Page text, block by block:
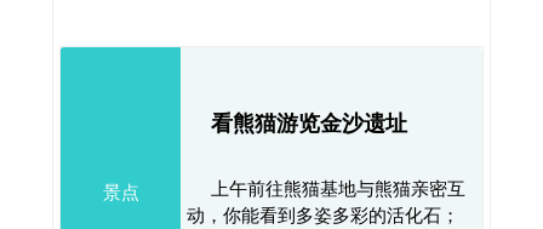
景点
看熊猫游览金沙遗址
上午前往熊猫基地与熊猫亲密互
动，你能看到多姿多彩的活化石；